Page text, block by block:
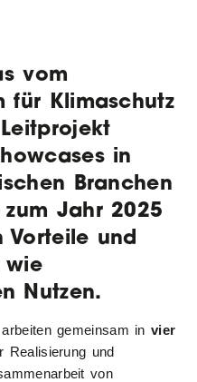
vom
für Klimaschutz
in
Branchen
Jahr 2025
Vorteile und
wie
Nutzen.
arbeiten gemeinsam in vier
Realisierung und
von